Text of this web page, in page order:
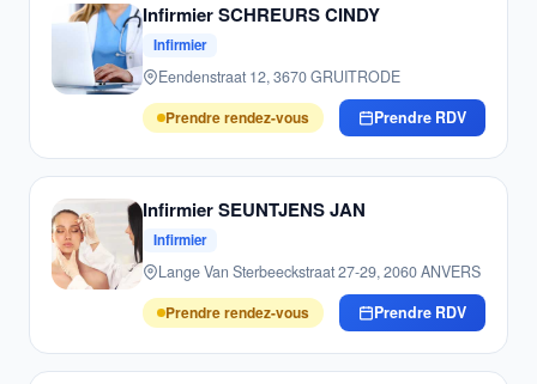
Infirmier SCHREURS CINDY
Infirmier
Eendenstraat 12, 3670 GRUITRODE
Prendre rendez-vous
Prendre RDV
Infirmier SEUNTJENS JAN
Infirmier
Lange Van Sterbeeckstraat 27-29, 2060 ANVERS
Prendre rendez-vous
Prendre RDV